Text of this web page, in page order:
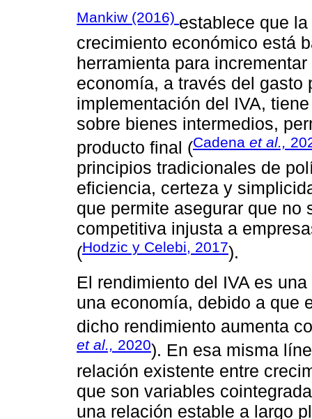
Mankiw (2016) establece que
crecimiento económico está
herramienta para
economía, a través del gasto
implementación del IVA,
sobre bienes intermedios,
producto final (Cadena et al.,
principios tradicionales de
eficiencia, certeza y
que permite asegurar que no
competitiva injusta a
(Hodzic y Celebi, 2017).
El rendimiento del IVA es
una economía, debido a que
dicho rendimiento aumenta
et al., 2020). En esa misma
relación existente entre
que son variables
una relación estable a largo